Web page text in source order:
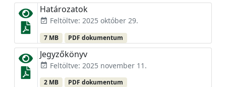
Határozatok
event_available Feltöltve: 2025 október 29.
7 MB PDF dokumentum
Jegyzőkönyv
event_available Feltöltve: 2025 november 11.
2 MB PDF dokumentum